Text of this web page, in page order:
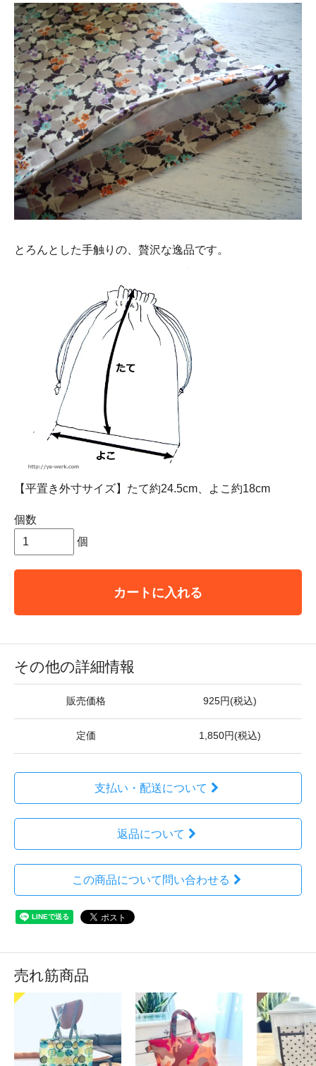
とろんとした手触りの、贅沢な逸品です。
【平置き外寸サイズ】たて約24.5cm、よこ約18cm
個数
個
カートに入れる
その他の詳細情報
販売価格 925円(税込)
定価 1,850円(税込)
支払い・配送について
返品について
この商品について問い合わせる
売れ筋商品